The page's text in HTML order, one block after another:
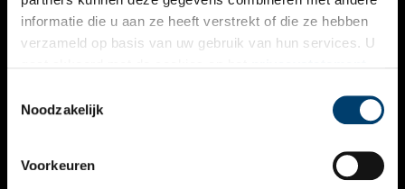
informatie die u aan ze heeft verstrekt of die ze hebben
verzameld op basis van uw gebruik van hun services. U
Noodzakelijk
Voorkeuren
KALENDER
ACTIVITEITEN